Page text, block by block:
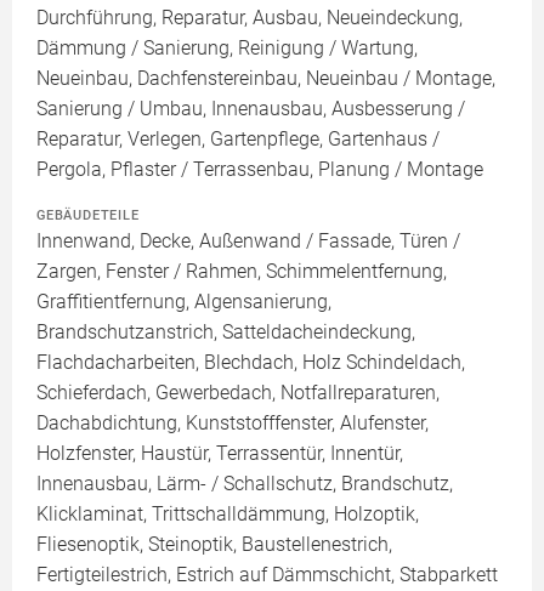
Durchführung, Reparatur, Ausbau, Neueindeckung,
Dämmung / Sanierung, Reinigung / Wartung,
Neueinbau, Dachfenstereinbau, Neueinbau / Montage,
Sanierung / Umbau, Innenausbau, Ausbesserung /
Reparatur, Verlegen, Gartenpflege, Gartenhaus /
Pergola, Pflaster / Terrassenbau, Planung / Montage
GEBÄUDETEILE
Innenwand, Decke, Außenwand / Fassade, Türen /
Zargen, Fenster / Rahmen, Schimmelentfernung,
Graffitientfernung, Algensanierung,
Brandschutzanstrich, Satteldacheindeckung,
Flachdacharbeiten, Blechdach, Holz Schindeldach,
Schieferdach, Gewerbedach, Notfallreparaturen,
Dachabdichtung, Kunststofffenster, Alufenster,
Holzfenster, Haustür, Terrassentür, Innentür,
Innenausbau, Lärm- / Schallschutz, Brandschutz,
Klicklaminat, Trittschalldämmung, Holzoptik,
Fliesenoptik, Steinoptik, Baustellenestrich,
Fertigteilestrich, Estrich auf Dämmschicht, Stabparkett